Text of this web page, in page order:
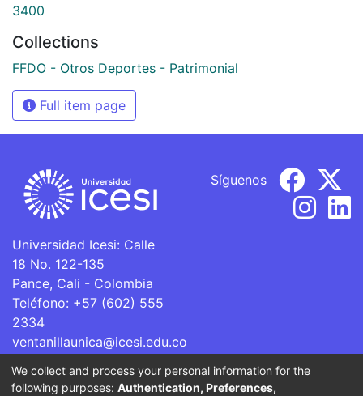
3400
Collections
FFDO - Otros Deportes - Patrimonial
Full item page
Universidad Icesi: Calle
18 No. 122-135
Pance, Cali - Colombia
Teléfono: +57 (602) 555
2334
ventanillaunica@icesi.edu.co
Síguenos
La Universidad Icesi es una Institución de Educación
We collect and process your personal information for the
following purposes: Authentication, Preferences,